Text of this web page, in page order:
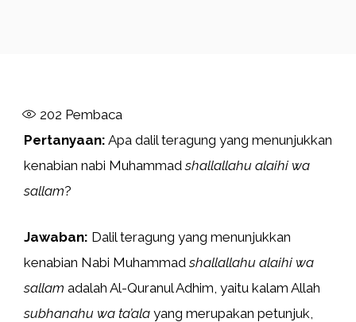
202 Pembaca
Pertanyaan: Apa dalil teragung yang menunjukkan
kenabian nabi Muhammadshallallahu alaihi wa
sallam?
Jawaban: Dalil teragung yang menunjukkan
kenabian Nabi Muhammadshallallahu alaihi wa
sallam adalah Al-Quranul Adhim, yaitu kalam Allah
subhanahu wa ta’ala yang merupakan petunjuk,